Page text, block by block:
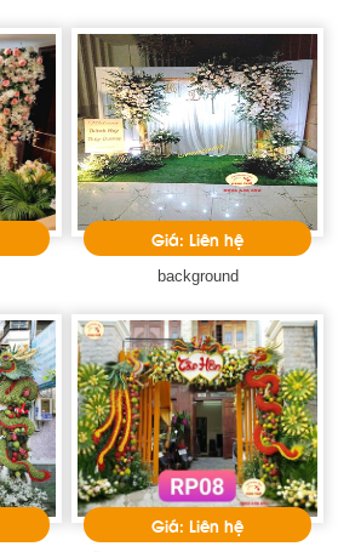
Giá: Liên hệ
background
Giá: Liên hệ